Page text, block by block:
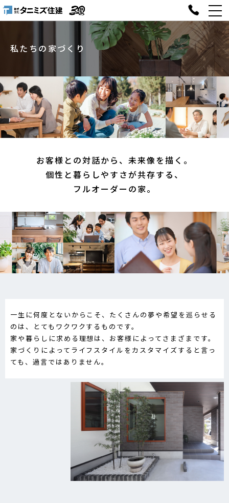
私たちの家づくり
お客様との対話から、 未来像を描く。
個性と暮らしやすさが共存する、
フルオーダーの家。
一生に何度とないからこそ、たくさんの夢や希望を巡らせる
のは、とてもワクワクするものです。
家や暮らしに求める理想は、お客様によってさまざまです。
家づくりによってライフスタイルをカスタマイズすると言っ
ても、過言ではありません。